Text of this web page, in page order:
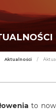
Aktualności /
to